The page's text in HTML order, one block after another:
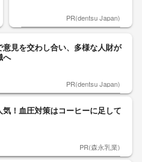
PR(dentsu Japan)
意見を交わし合い、多様な人財が
へ
PR(dentsu Japan)
気！血圧対策はコーヒーに足して
PR(森永乳業)